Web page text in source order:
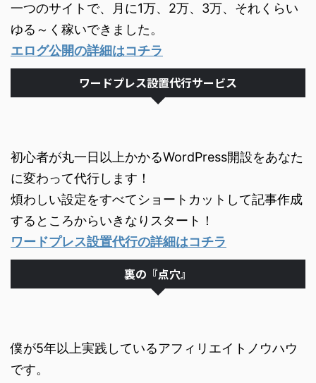
一つのサイトで、月に1万、2万、3万、それくらい
ゆる～く稼いできました。
エログ公開の詳細はコチラ
ワードプレス設置代行サービス
初心者が丸一日以上かかるWordPress開設をあなた
に変わって代行します！
煩わしい設定をすべてショートカットして記事作成
するところからいきなりスタート！
ワードプレス設置代行の詳細はコチラ
裏の『点穴』
僕が5年以上実践しているアフィリエイトノウハウ
です。